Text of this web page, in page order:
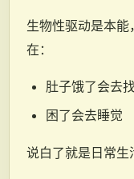
生物性驱动是本
在：
肚子饿了会去
困了会去睡觉
说白了就是日常生